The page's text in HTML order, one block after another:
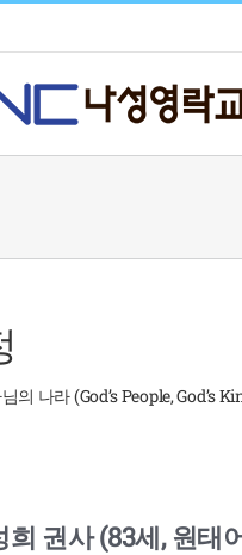
의 나라 (God’s People, God’s
희 권사 (83세, 원태